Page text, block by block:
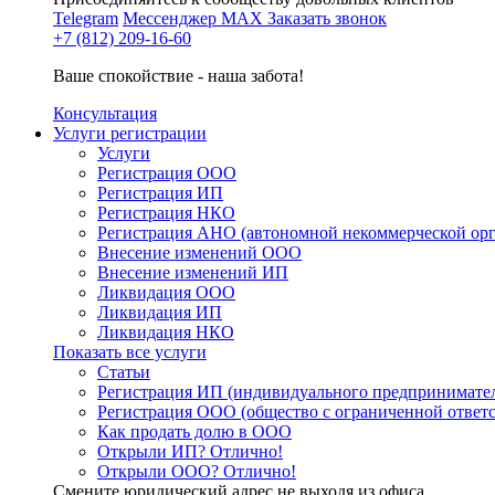
Telegram Мессенджер MAX Заказать звонок
+7 (812) 209-16-60
Ваше спокойствие - наша забота!
Консультация
Услуги регистрации
Услуги
Регистрация ООО
Регистрация ИП
Регистрация НКО
Регистрация АНО (автономной некоммерческой
Внесение изменений ООО
Внесение изменений ИП
Ликвидация ООО
Ликвидация ИП
Ликвидация НКО
Показать все услуги
Статьи
Регистрация ИП (индивидуального
Регистрация ООО (общество с ограниченной
Как продать долю в ООО
Открыли ИП? Отлично!
Открыли ООО? Отлично!
Смените юридический адрес не выходя из офиса